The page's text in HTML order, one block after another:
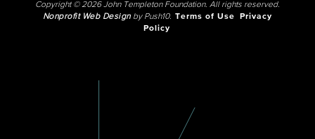
Copyright © 2026 John Templeton Foundation. All rights reserved.
Nonprofit Web Designby Push10. Terms of Use
Privacy
Policy